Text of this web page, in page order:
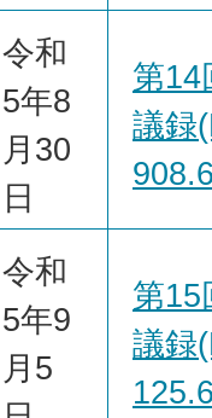
令和
5年8
月30
日
第14
議録
令和
5年9
月5
第15
議録